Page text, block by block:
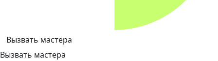
Вызвать мастера
Вызвать мастера